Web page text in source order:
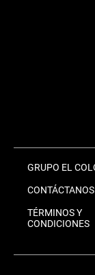
GRUPO EL
CONTÁCTANOS
TÉRMINOS Y
CONDICIONES